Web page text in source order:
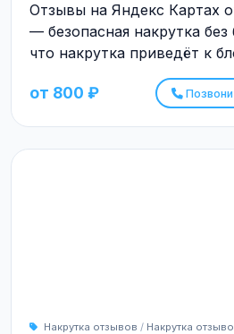
Отзывы на Яндекс Картах
— безопасная накрутка
что накрутка приведёт к
от 800 ₽
Накрутка отзывов / Накрутка